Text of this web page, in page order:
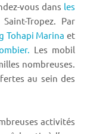
vous dans les
Tropez. Par
Tohapi Marinaet
Les mobil
nombreuses.
au sein des
activités